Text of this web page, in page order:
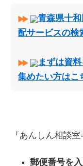
青森県十
配サービスの検
まずは資
集めたい方はこ
『あんしん相談
郵便番号を